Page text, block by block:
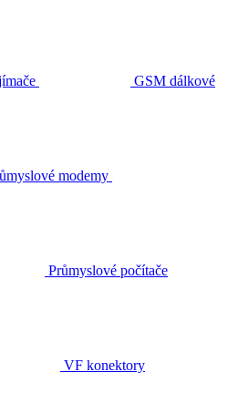
GSM dálkové
modemy
Průmyslové počítače
VF konektory